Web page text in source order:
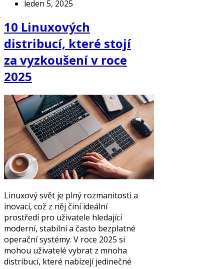
leden 5, 2025
10 Linuxových
distribucí, které stojí
za vyzkoušení v roce
2025
Linuxový svět je plný rozmanitosti a
inovací, což z něj činí ideální
prostředí pro uživatele hledající
moderní, stabilní a často bezplatné
operační systémy. V roce 2025 si
mohou uživatelé vybrat z mnoha
distribucí, které nabízejí jedinečné